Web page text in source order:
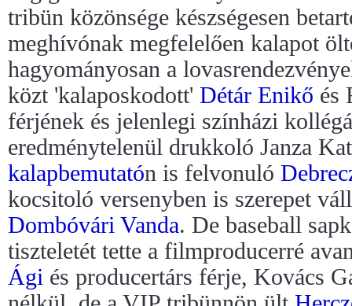
tribün közönsége készségesen
meghívónak megfelelően kalapot
hagyományosan a
közt 'kalaposkodott' Détár Enikő és
férjének és jelenlegi színházi
eredménytelenül drukkoló Janza
kalapbemutatón is felvonuló
kocsitoló versenyben is szerepet
Dombóvári Vanda. De baseball
tiszteletét tette a filmproducerré
Ági és producertárs férje, Kovács